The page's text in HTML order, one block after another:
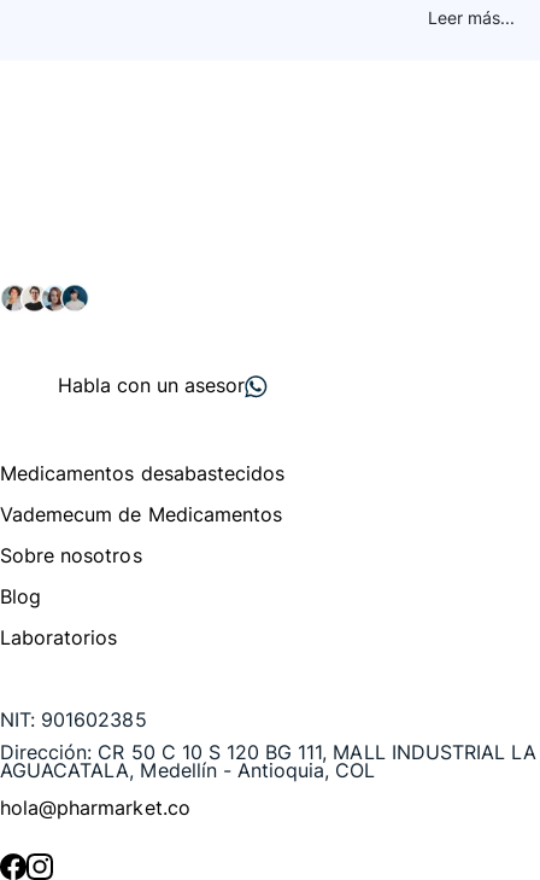
Leer más...
Habla con un asesor
Medicamentos desabastecidos
Vademecum de Medicamentos
Sobre nosotros
Blog
Laboratorios
NIT: 901602385
Dirección: CR 50 C 10 S 120 BG 111, MALL INDUSTRIAL LA
AGUACATALA, Medellín - Antioquia, COL
hola@pharmarket.co